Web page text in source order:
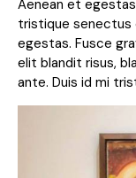
Aenean et
tristique senectus
egestas. Fusce
elit blandit risus,
ante. Duis id mi